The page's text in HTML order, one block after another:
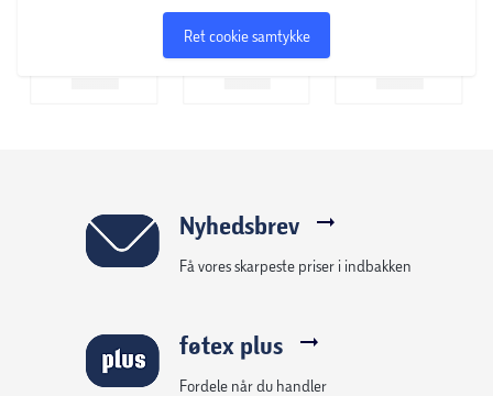
Ret cookie samtykke
Nyhedsbrev
Få vores skarpeste priser i indbakken
føtex plus
Fordele når du handler